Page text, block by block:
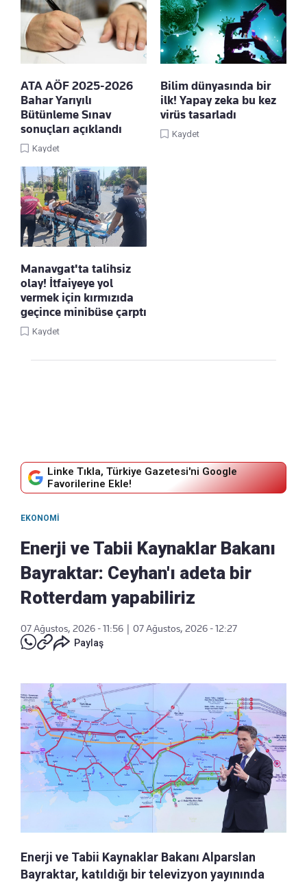
ATA AÖF 2025-2026
Bahar Yarıyılı
Bütünleme Sınav
sonuçları açıklandı
Kaydet
Bilim dünyasında bir
ilk! Yapay zeka bu kez
virüs tasarladı
Kaydet
Manavgat'ta talihsiz
olay! İtfaiyeye yol
vermek için kırmızıda
geçince minibüse çarptı
Kaydet
Linke Tıkla, Türkiye Gazetesi'ni Google
Favorilerine Ekle!
EKONOMI
Enerji ve Tabii Kaynaklar Bakanı
Bayraktar: Ceyhan'ı adeta bir
Rotterdam yapabiliriz
07 Ağustos, 2026 - 11:56 | 07 Ağustos, 2026 - 12:27
Paylaş
Enerji ve Tabii Kaynaklar Bakanı Alparslan
Bayraktar, katıldığı bir televizyon yayınında